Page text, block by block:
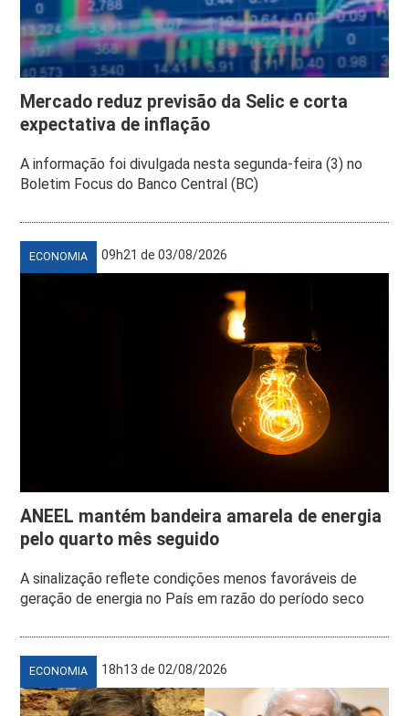
Mercado reduz previsão da Selic e corta
expectativa de inflação
A informação foi divulgada nesta segunda-feira (3) no
Boletim Focus do Banco Central (BC)
ECONOMIA 09h21 de 03/08/2026
ANEEL mantém bandeira amarela de energia
pelo quarto mês seguido
A sinalização reflete condições menos favoráveis de
geração de energia no País em razão do período seco
ECONOMIA 18h13 de 02/08/2026